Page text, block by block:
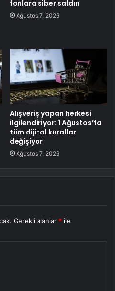
fonlara siber saldırı
Ağustos 7, 2026
Alışveriş yapan herkesi
ilgilendiriyor: 1 Ağustos’ta
tüm dijital kurallar
değişiyor
Ağustos 7, 2026
Gerekli alanlar * ile